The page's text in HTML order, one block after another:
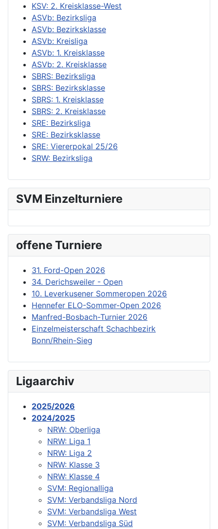
KSV: 2. Kreisklasse-West
ASVb: Bezirksliga
ASVb: Bezirksklasse
ASVb: Kreisliga
ASVb: 1. Kreisklasse
ASVb: 2. Kreisklasse
SBRS: Bezirksliga
SBRS: Bezirksklasse
SBRS: 1. Kreisklasse
SBRS: 2. Kreisklasse
SRE: Bezirksliga
SRE: Bezirksklasse
SRE: Viererpokal 25/26
SRW: Bezirksliga
SVM Einzelturniere
offene Turniere
31. Ford-Open 2026
34. Derichsweiler - Open
10. Leverkusener Sommeropen 2026
Hennefer ELO-Sommer-Open 2026
Manfred-Bosbach-Turnier 2026
Einzelmeisterschaft Schachbezirk
Bonn/Rhein-Sieg
Ligaarchiv
2025/2026
2024/2025
NRW: Oberliga
NRW: Liga 1
NRW: Liga 2
NRW: Klasse 3
NRW: Klasse 4
SVM: Regionalliga
SVM: Verbandsliga Nord
SVM: Verbandsliga West
SVM: Verbandsliga Süd